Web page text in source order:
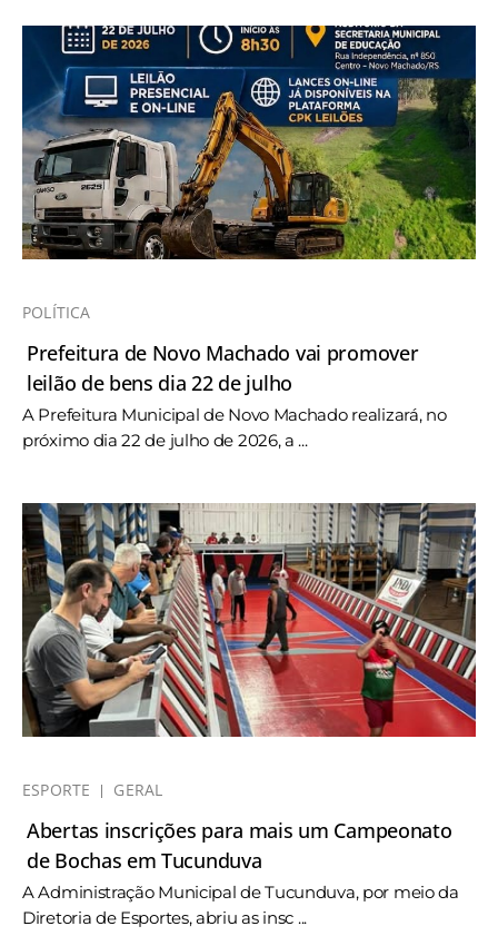
POLÍTICA
Prefeitura de Novo Machado vai promover
leilão de bens dia 22 de julho
A Prefeitura Municipal de Novo Machado realizará, no
próximo dia 22 de julho de 2026, a ...
ESPORTE GERAL
Abertas inscrições para mais um Campeonato
de Bochas em Tucunduva
A Administração Municipal de Tucunduva, por meio da
Diretoria de Esportes, abriu as insc ...